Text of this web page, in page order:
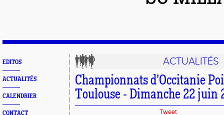
EDITOS
ACTUALITÉS
CALENDRIER
CONTACT
ACTUALITÉS
Championnats d'Occitanie
Toulouse - Dimanche 22 juin
Tweet